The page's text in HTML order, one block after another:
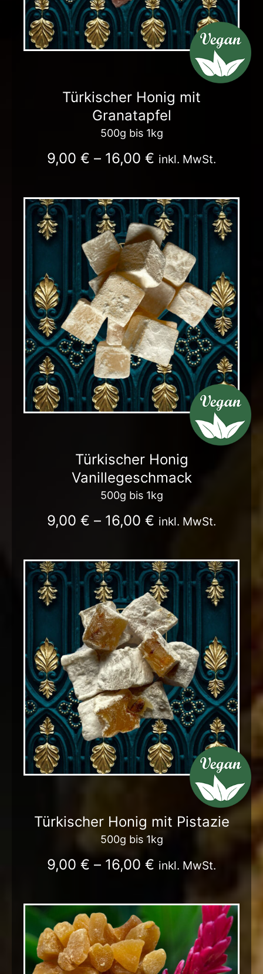
Türkischer Honig mit
Granatapfel
500g bis 1kg
9,00 € – 16,00 € inkl. MwSt.
Türkischer Honig
Vanillegeschmack
500g bis 1kg
9,00 € – 16,00 € inkl. MwSt.
Türkischer Honig mit Pistazie
500g bis 1kg
9,00 € – 16,00 € inkl. MwSt.